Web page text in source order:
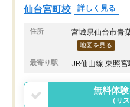
仙台宮町校 詳しく見る
住所 宮城県仙台市青
地図を見る
最寄り駅 JR仙山線 東照宮
無料体
（リ